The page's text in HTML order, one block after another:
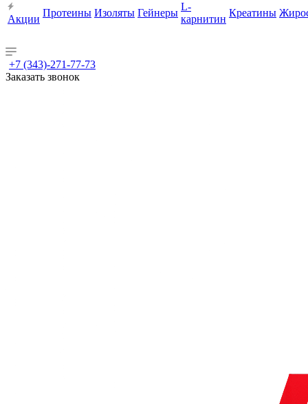
Акции
Протеины Изоляты Гейнеры
L-
карнитин
Креатины
+7 (343)-271-77-73
Заказать звонок